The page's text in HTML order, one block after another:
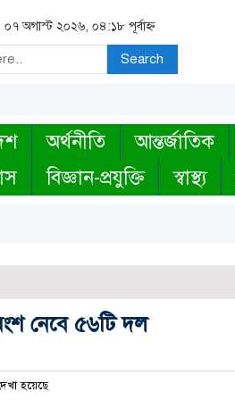
০৭ অগাস্ট ২০২৬, ০৪:১৮ পূর্বাহ্ন
Search
অর্থনীতি আন্তর্জাতিক
বিজ্ঞান-প্রযুক্তি স্বাস্থ্য
নেবে ৫৬টি দল
হয়েছে